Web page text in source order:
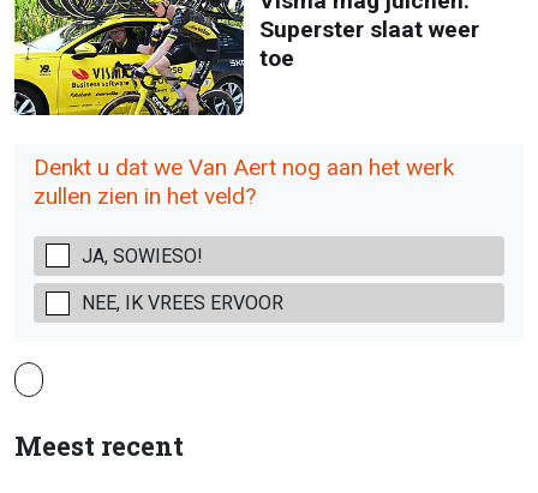
Superster slaat weer
toe
Denkt u dat we Van Aert nog aan het werk
zullen zien in het veld?
JA, SOWIESO!
NEE, IK VREES ERVOOR
Meest recent